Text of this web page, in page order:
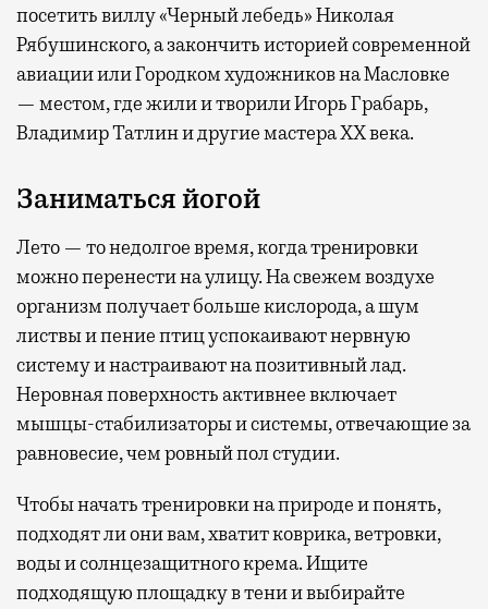
посетить виллу «Черный лебедь» Николая
Рябушинского, а закончить историей современной
авиации или Городком художников на Масловке
— местом, где жили и творили Игорь Грабарь,
Владимир Татлин и другие мастера XX века.
Заниматься йогой
Лето — то недолгое время, когда тренировки
можно перенести на улицу. На свежем воздухе
организм получает больше кислорода, а шум
листвы и пение птиц успокаивают нервную
систему и настраивают на позитивный лад.
Неровная поверхность активнее включает
мышцы-стабилизаторы и системы, отвечающие за
равновесие, чем ровный пол студии.
Чтобы начать тренировки на природе и понять,
подходят ли они вам, хватит коврика, ветровки,
воды и солнцезащитного крема. Ищите
подходящую площадку в тени и выбирайте